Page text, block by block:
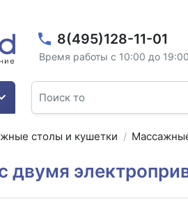
8(495)128-11-01
Время работы с 10:00 до 19:00
столы и кушетки
двумя